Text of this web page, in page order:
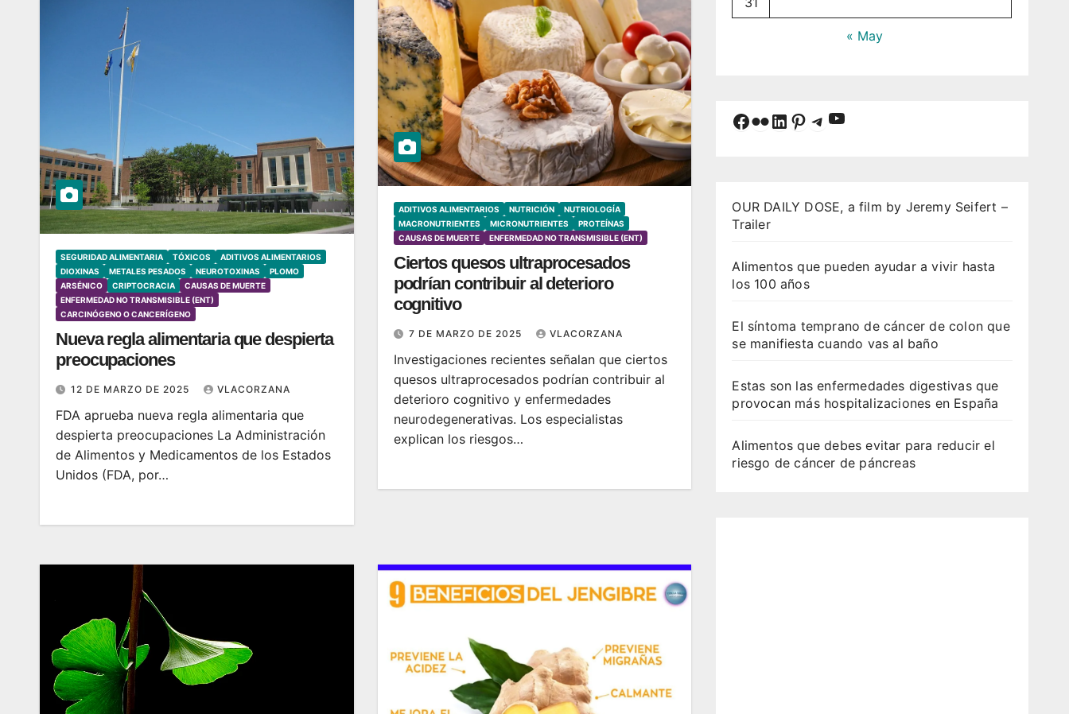
SEGURIDAD ALIMENTARIA TÓXICOS
ADITIVOS ALIMENTARIOS
DIOXINAS
METALES PESADOS NEUROTOXINAS
PLOMO
ARSÉNICO
CRIPTOCRACIA
CAUSAS DE MUERTE
ENFERMEDAD NO TRANSMISIBLE (ENT)
CARCINÓGENO O CANCERÍGENO
Nueva regla alimentaria que despierta
preocupaciones
12 DE MARZO DE 2025 VLACORZANA
FDA aprueba nueva regla alimentaria que
despierta preocupaciones La Administración
de Alimentos y Medicamentos de los Estados
Unidos (FDA, por…
ADITIVOS ALIMENTARIOS NUTRICIÓN
NUTRIOLOGÍA
MACRONUTRIENTES
MICRONUTRIENTES
PROTEÍNAS
CAUSAS DE MUERTE
ENFERMEDAD NO TRANSMISIBLE (ENT)
Ciertos quesos ultraprocesados
podrían contribuir al deterioro
cognitivo
7 DE MARZO DE 2025 VLACORZANA
Investigaciones recientes señalan que ciertos
quesos ultraprocesados podrían contribuir al
deterioro cognitivo y enfermedades
neurodegenerativas. Los especialistas
explican los riesgos…
« May
Facebook
Flickr
LinkedIn
Pinterest
Telegram
YouTube
OUR DAILY DOSE, a film by Jeremy Seifert –
Trailer
Alimentos que pueden ayudar a vivir hasta
los 100 años
El síntoma temprano de cáncer de colon que
se manifiesta cuando vas al baño
Estas son las enfermedades digestivas que
provocan más hospitalizaciones en España
Alimentos que debes evitar para reducir el
riesgo de cáncer de páncreas